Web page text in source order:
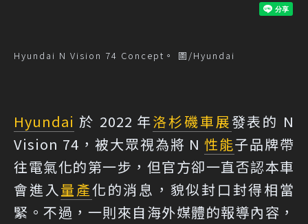
Hyundai N Vision 74 Concept。 圖/Hyundai
Hyundai 於 2022 年洛杉磯車展發表的 N
Vision 74，被大眾視為將 N性能子品牌帶
往電氣化的第一步，但官方卻一直否認本車
會進入量產化的消息，貌似封口封得相當
緊。不過，一則來自海外媒體的報導內容，